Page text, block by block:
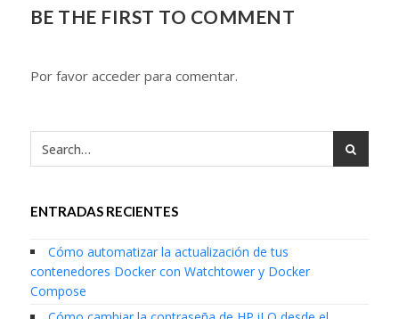
BE THE FIRST TO COMMENT
Por favor acceder para comentar.
ENTRADAS RECIENTES
Cómo automatizar la actualización de tus
contenedores Docker con Watchtower y Docker
Compose